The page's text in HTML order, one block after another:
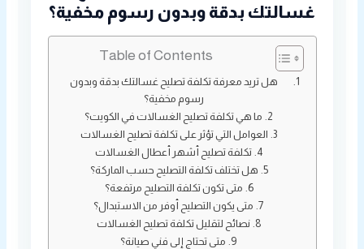
غسالتك بدقة وبدون رسوم مخفية؟
Table of Contents
هل تريد معرفة تكلفة تصليح غسالتك بدقة وبدون
رسوم مخفية؟
ما هي تكلفة تصليح الغسالات في الكويت؟
العوامل التي تؤثر على تكلفة تصليح الغسالات
تكلفة تصليح أشهر أعطال الغسالات
هل تختلف تكلفة التصليح حسب الماركة؟
متى تكون تكلفة التصليح مرتفعة؟
متى يكون التصليح أوفر من الاستبدال؟
نصائح لتقليل تكلفة تصليح الغسالات
متى تحتاج إلى فني صيانة؟